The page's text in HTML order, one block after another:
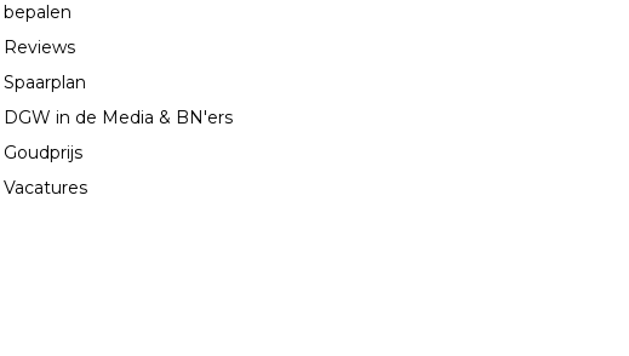
bepalen
Reviews
Spaarplan
DGW in de Media & BN'ers
Goudprijs
Vacatures